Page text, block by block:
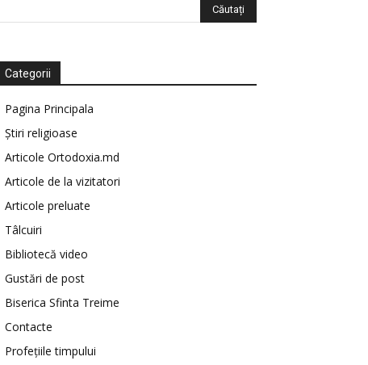
Categorii
Pagina Principala
Știri religioase
Articole Ortodoxia.md
Articole de la vizitatori
Articole preluate
Tâlcuiri
Bibliotecă video
Gustări de post
Biserica Sfinta Treime
Contacte
Profețiile timpului